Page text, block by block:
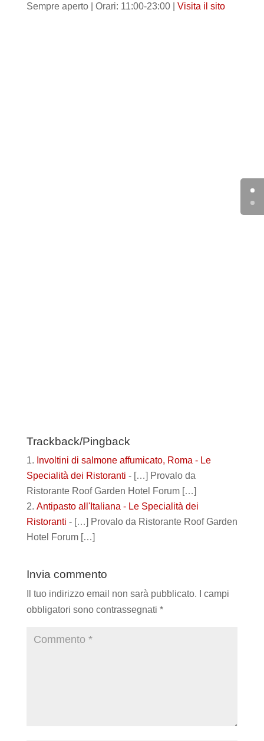
Sempre aperto | Orari: 11:00-23:00 | Visita il sito
Trackback/Pingback
Involtini di salmone affumicato, Roma - Le
Specialità dei Ristoranti - […] Provalo da
Ristorante Roof Garden Hotel Forum […]
Antipasto all'Italiana - Le Specialità dei
Ristoranti - […] Provalo da Ristorante Roof Garden
Hotel Forum […]
Invia commento
Il tuo indirizzo email non sarà pubblicato.
I campi
obbligatori sono contrassegnati *